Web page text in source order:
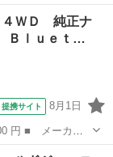
名： ４ＷＤ
660cc ■ ドア
４ＷＤ 純正ナ
ｌｕｅｔ…
提携サイト 8月1日
名： グランツ